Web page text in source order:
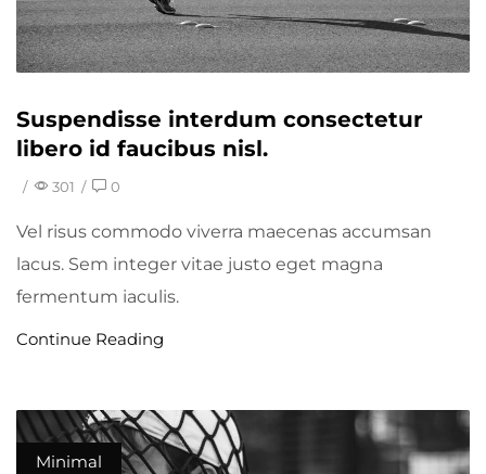
Suspendisse interdum consectetur
libero id faucibus nisl.
/ 301 / 0
Vel risus commodo viverra maecenas accumsan
lacus. Sem integer vitae justo eget magna
fermentum iaculis.
Continue Reading
Minimal